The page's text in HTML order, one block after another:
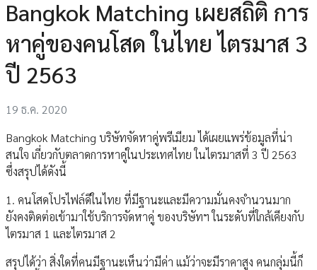
Bangkok Matching เผยสถิติ การ
หาคู่ของคนโสด ในไทย ไตรมาส 3
ปี 2563
19 ธ.ค. 2020
Bangkok Matching บริษัทจัดหาคู่พรีเมียม ได้เผยแพร่ข้อมูลที่น่า
สนใจ เกี่ยวกับตลาดการหาคู่ในประเทศไทย ในไตรมาสที่ 3 ปี 2563
ซึ่งสรุปได้ดังนี้
1. คนโสดโปรไฟล์ดีในไทย ที่มีฐานะและมีความมั่นคงจำนวนมาก
ยังคงติดต่อเข้ามาใช้บริการจัดหาคู่ ของบริษัทฯ ในระดับที่ใกล้เคียงกับ
ไตรมาส 1 และไตรมาส 2
สรุปได้ว่า สิ่งใดที่คนมีฐานะเห็นว่ามีค่า แม้ว่าจะมีราคาสูง คนกลุ่มนี้ก็